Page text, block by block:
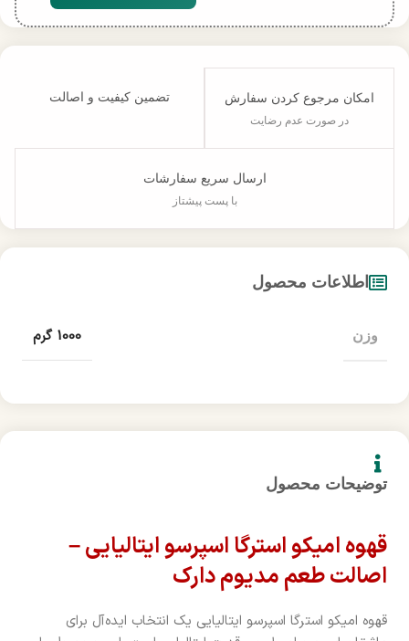
امکان مرجوع کردن سفارش
در صورت عدم رضایت
تضمین کیفیت و اصالت
ارسال سریع سفارشات
با پست پیشتاز
توضیحات محصول
قهوه امیکو استرگا اسپرسو ایتالیایی –
اصالت طعم مدیوم دارک
قهوه امیکو استرگا اسپرسو ایتالیایی یک انتخاب ایده‌آل برای
اطلاعات محصول
وزن 1000 گرم